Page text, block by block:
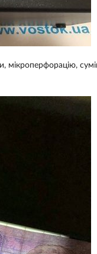
, мікроперфорацію,